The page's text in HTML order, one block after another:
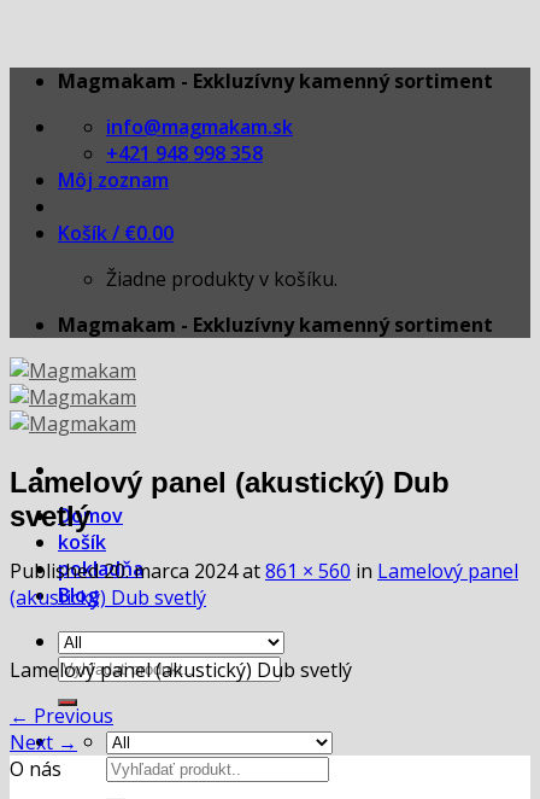
Skip
content
Magmakam - Exkluzívny kamenný sortiment
info@magmakam.sk
+421 948 998 358
Môj zoznam
Košík / €0.00
Žiadne produkty v košíku.
Magmakam - Exkluzívny kamenný sortiment
Domov
košík
pokladňa
Blog
Hľadať:
Hľadať:
Lamelový panel (akustický) Dub
svetlý
Published20. marca 2024at861 × 560 in Lamelový panel
(akustický) Dub svetlý
Lamelový panel (akustický) Dub svetlý
← Previous
Next →
O nás